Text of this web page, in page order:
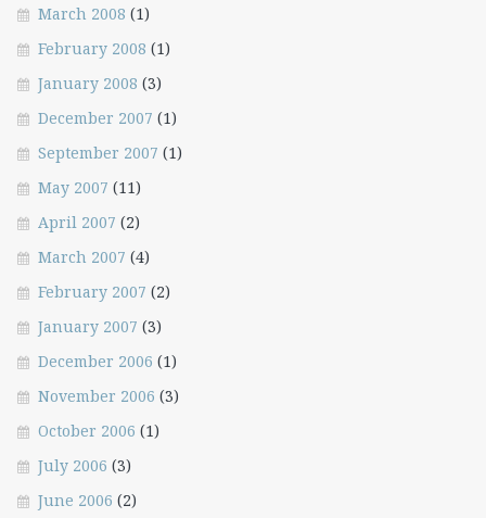
March 2008 (1)
February 2008 (1)
January 2008 (3)
December 2007 (1)
September 2007 (1)
May 2007 (11)
April 2007 (2)
March 2007 (4)
February 2007 (2)
January 2007 (3)
December 2006 (1)
November 2006 (3)
October 2006 (1)
July 2006 (3)
June 2006 (2)